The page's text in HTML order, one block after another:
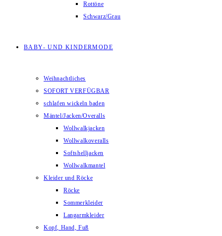
Rottöne
Schwarz/Grau
BABY- UND KINDERMODE
Weihnachtliches
SOFORT VERFÜGBAR
schlafen wickeln baden
Mäntel/Jacken/Overalls
Wollwalkjacken
Wollwalkoveralls
Softshelljacken
Wollwalkmantel
Kleider und Röcke
Röcke
Sommerkleider
Langarmkleider
Kopf, Hand, Fuß